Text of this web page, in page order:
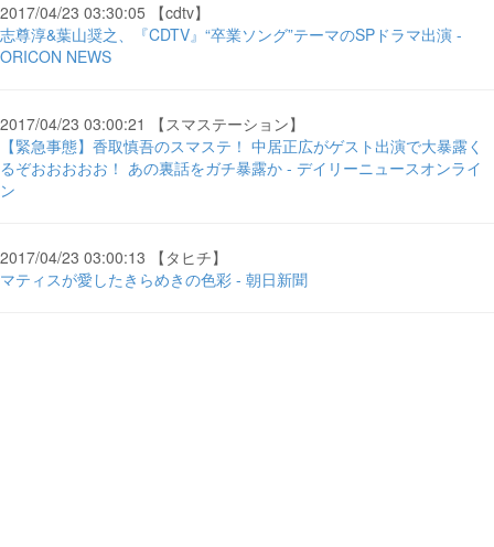
2017/04/23 03:30:05 【cdtv】
志尊淳&葉山奨之、『CDTV』“卒業ソング”テーマのSPドラマ出演 -
ORICON NEWS
2017/04/23 03:00:21 【スマステーション】
【緊急事態】香取慎吾のスマステ！ 中居正広がゲスト出演で大暴露く
るぞおおおおお！ あの裏話をガチ暴露か - デイリーニュースオンライ
ン
2017/04/23 03:00:13 【タヒチ】
マティスが愛したきらめきの色彩 - 朝日新聞